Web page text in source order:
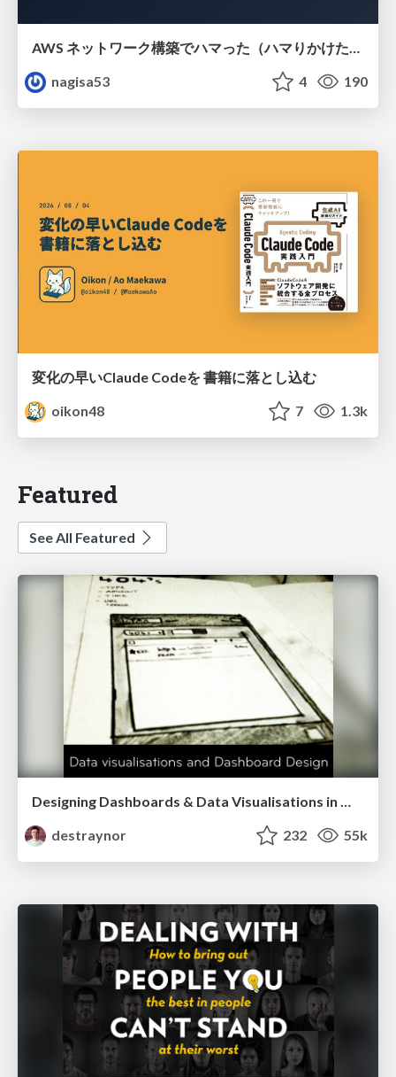
nagisa53
4 190
変化の早いClaude Codeを 書籍に落とし込む
oikon48
7 1.3k
Featured
See All Featured
Designing Dashboards & Data Visualisations in Web Apps
destraynor
232 55k